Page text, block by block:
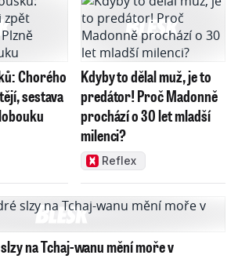
Chorého
sestava
Kdyby to dělal muž, je to
predátor! Proč Madonně
prochází o 30 let mladší
milenci?
Reflex
na Tchaj-wanu mění moře v